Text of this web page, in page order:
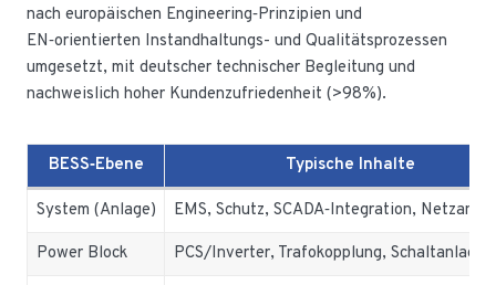
nach europäischen Engineering‑Prinzipien und
EN‑orientierten Instandhaltungs- und Qualitätsprozessen
umgesetzt, mit deutscher technischer Begleitung und
nachweislich hoher Kundenzufriedenheit (>98%).
BESS‑Ebene Typische Inhalte
System (Anlage) EMS, Schutz, SCADA‑Integration,
Power Block PCS/Inverter, Trafokopplung, Schaltanlagen